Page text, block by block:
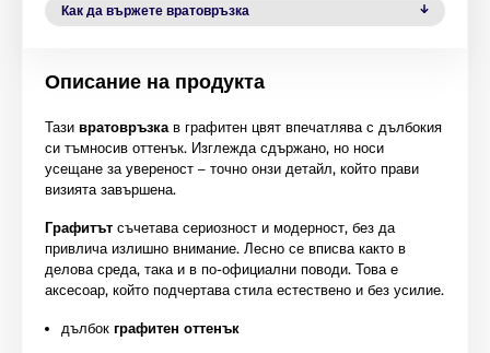
Как да вържете вратовръзка
Описание на продукта
Тази вратовръзка в графитен цвят впечатлява с дълбокия
си тъмносив оттенък. Изглежда сдържано, но носи
усещане за увереност – точно онзи детайл, който прави
визията завършена.
Графитът съчетава сериозност и модерност, без да
привлича излишно внимание. Лесно се вписва както в
делова среда, така и в по-официални поводи. Това е
аксесоар, който подчертава стила естествено и без усилие.
дълбок графитен оттенък